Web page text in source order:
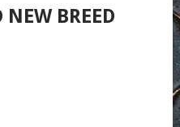
BREED